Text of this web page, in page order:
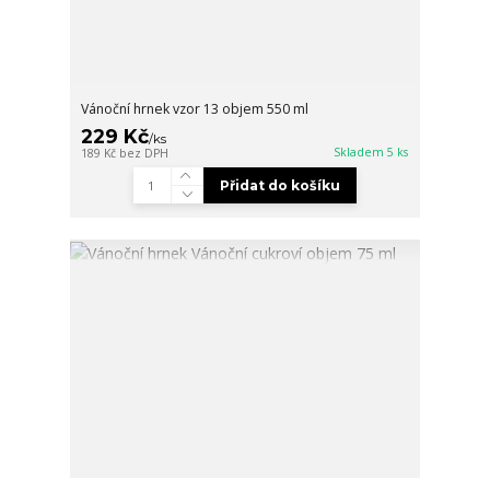
Vánoční hrnek vzor 13 objem 550 ml
229 Kč/ks
189 Kč bez DPH Skladem 5 ks
Přidat do košíku